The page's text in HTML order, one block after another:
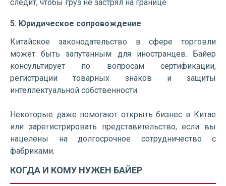
следит, чтобы груз не застрял на границе.
5. Юридическое сопровождение
Китайское законодательство в сфере торговли
может быть запутанным для иностранцев. Байер
консультирует по вопросам сертификации,
регистрации товарных знаков и защиты
интеллектуальной собственности.
Некоторые даже помогают открыть бизнес в Китае
или зарегистрировать представительство, если вы
нацелены на долгосрочное сотрудничество с
фабриками.
КОГДА И КОМУ НУЖЕН БАЙЕР